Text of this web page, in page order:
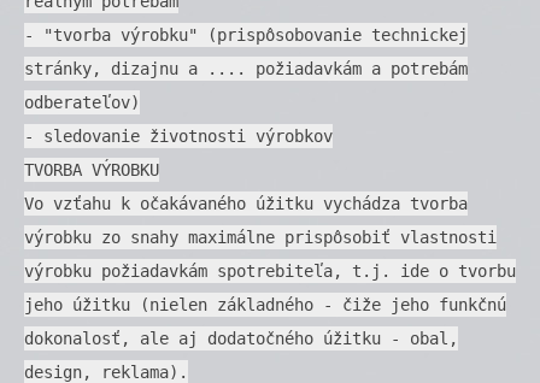
- "tvorba výrobku" (prispôsobovanie technickej
stránky, dizajnu a .... požiadavkám a potrebám
odberateľov)
- sledovanie životnosti výrobkov
TVORBA VÝROBKU
Vo vzťahu k očakávaného úžitku vychádza tvorba
výrobku zo snahy maximálne prispôsobiť vlastnosti
výrobku požiadavkám spotrebiteľa, t.j. ide o tvorbu
jeho úžitku (nielen základného - čiže jeho funkčnú
dokonalosť, ale aj dodatočného úžitku - obal,
design, reklama).